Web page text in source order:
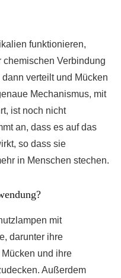
funktionieren,
Verbindung
verteilt und Mücken
Mechanismus, mit
ist noch nicht
an, dass es auf das
so dass sie
in Menschen stechen.
mit
darunter ihre
und ihre
Außerdem